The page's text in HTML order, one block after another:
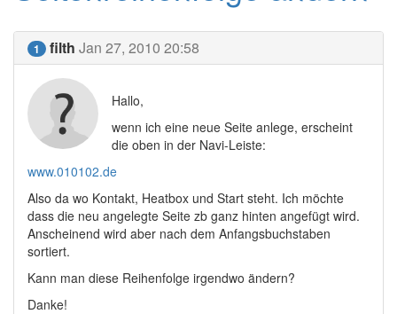
1 filth Jan 27, 2010 20:58
Hallo,
wenn ich eine neue Seite anlege, erscheint
die oben in der Navi-Leiste:
www.010102.de
Also da wo Kontakt, Heatbox und Start steht. Ich möchte
dass die neu angelegte Seite zb ganz hinten angefügt wird.
Anscheinend wird aber nach dem Anfangsbuchstaben
sortiert.
Kann man diese Reihenfolge irgendwo ändern?
Danke!